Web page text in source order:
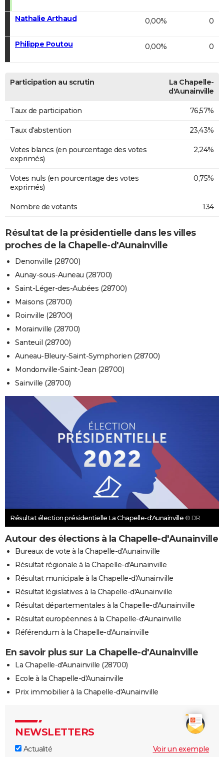
Nathalie Arthaud 0,00% 0
Philippe Poutou 0,00% 0
Participation au scrutin
La Chapelle-
d'Aunainville
Taux de participation 76,57%
Taux d'abstention 23,43%
Votes blancs (en pourcentage des votes
exprimés)
2,24%
Votes nuls (en pourcentage des votes
exprimés)
0,75%
Nombre de votants 134
Résultat de la présidentielle dans les villes
proches de la Chapelle-d'Aunainville
Denonville (28700)
Aunay-sous-Auneau (28700)
Saint-Léger-des-Aubées (28700)
Maisons (28700)
Roinville (28700)
Morainville (28700)
Santeuil (28700)
Auneau-Bleury-Saint-Symphorien (28700)
Mondonville-Saint-Jean (28700)
Sainville (28700)
Résultat élection présidentielle La Chapelle-d'Aunainville © DR
Autour des élections à la Chapelle-d'Aunainville
Bureaux de vote à la Chapelle-d'Aunainville
Résultat régionale à la Chapelle-d'Aunainville
Résultat municipale à la Chapelle-d'Aunainville
Résultat législatives à la Chapelle-d'Aunainville
Résultat départementales à la Chapelle-d'Aunainville
Résultat européennes à la Chapelle-d'Aunainville
Référendum à la Chapelle-d'Aunainville
En savoir plus sur La Chapelle-d'Aunainville
La Chapelle-d'Aunainville (28700)
Ecole à la Chapelle-d'Aunainville
Prix immobilier à la Chapelle-d'Aunainville
NEWSLETTERS
Actualité
Voir un exemple